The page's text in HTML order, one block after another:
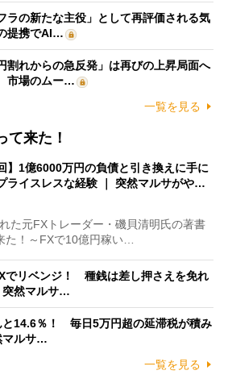
ラの新たな主役」として再評価される気
提携でAI…
割れからの急反発」は再びの上昇局面へ
市場のムー…
一覧を見る
て来た！
】1億6000万円の負債と引き換えに手に
ライスレスな経験 ｜ 突然マルサがや…
た元FXトレーダー・磯貝清明氏の著書
た！～FXで10億円稼い…
でリベンジ！ 種銭は差し押さえを免れ
突然マルサ…
と14.6％！ 毎日5万円超の延滞税が積み
マルサ…
一覧を見る